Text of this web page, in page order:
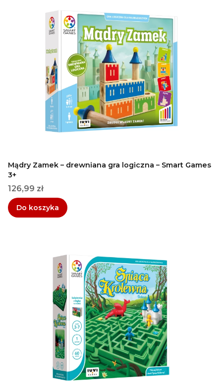
Mądry Zamek – drewniana gra logiczna – Smart Games
3+
Cena
126,99 zł
Do koszyka